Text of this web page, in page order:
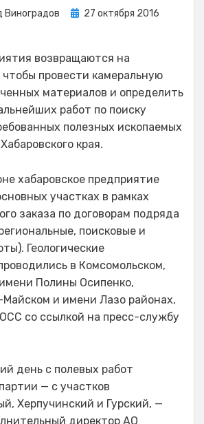
Виноградов
Posted
27 октября 2016
возвращаются на
провести камеральную
материалов и определить
работ по поиску
полезных ископаемых
края.
хабаровское предприятие
участках в рамках
заказа по договорам подряда
поисковые и
Геологические
в Комсомольском,
Полины Осипенко,
Майском и имени Лазо районах,
со ссылкой на пресс-службу
день с полевых работ
— с участков
Херпучинский и Гурский, —
директор АО